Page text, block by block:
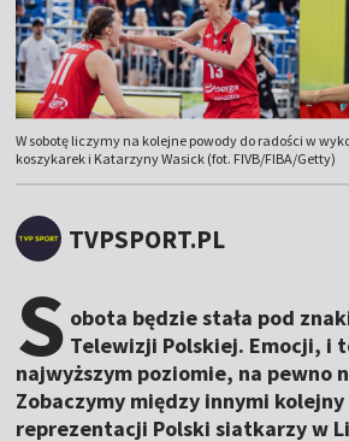
W sobotę liczymy na kolejne powody do radości w
koszykarek i Katarzyny Wasick (fot. FIVB/FIBA/Getty)
TVPSPORT.PL
S obota będzie stała pod
Telewizji Polskiej. Emocji, i
najwyższym poziomie, na pewno
Zobaczymy między innymi kolejny
reprezentacji Polski siatkarzy w